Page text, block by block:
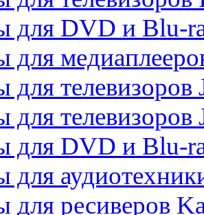
для DVD и Blu-
для
для телевизоров
для телевизоров
для DVD и Blu-
для
для ресиверов